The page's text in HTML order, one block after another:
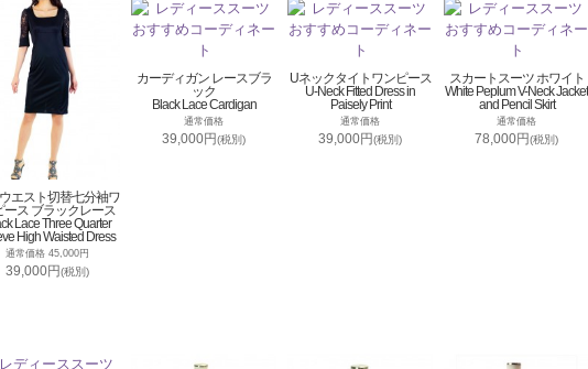
エスト切替七分袖ワ
ース ブラックレース
Lace Three Quarter
High Waisted Dress
通常価格 45,000円
39,000円(税別)
カーディガン レースブラ
ック
Black Lace Cardigan
通常価格
39,000円(税別)
Uネックタイトワンピース
U-Neck Fitted Dress in
Paisely Print
通常価格
39,000円(税別)
スカートスーツ ホワイト
White Peplum V-Neck Jacket
and Pencil Skirt
通常価格
78,000円(税別)